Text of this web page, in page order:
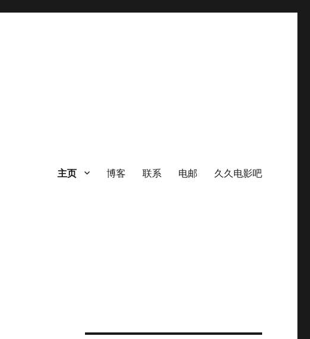
主页 博客 联系 电邮 久久电影吧